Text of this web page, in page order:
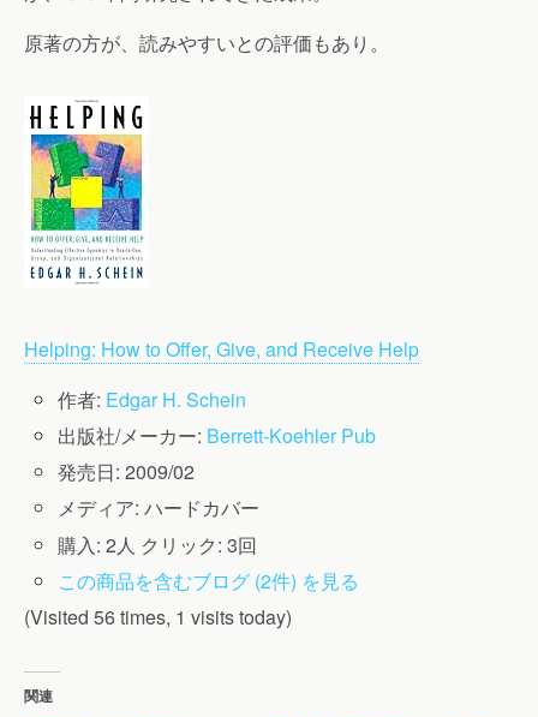
原著の方が、読みやすいとの評価もあり。
Helping: How to Offer, Give, and Receive Help
作者: Edgar H. Schein
出版社/メーカー: Berrett-Koehler Pub
発売日: 2009/02
メディア: ハードカバー
購入: 2人 クリック: 3回
この商品を含むブログ (2件) を見る
(Visited 56 times, 1 visits today)
関連